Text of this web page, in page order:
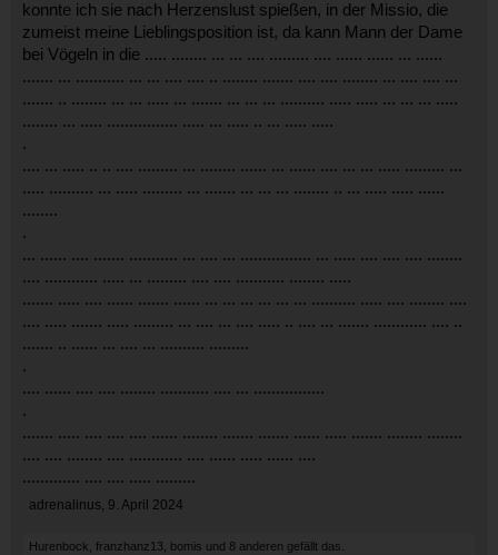
konnte ich sie nach Herzenslust spießen, in der Missio, die
zumeist meine Lieblingsposition ist, da kann Mann der Dame
bei Vögeln in die ..... ........ ... ... .... ......... .... ...... ...... ... ......
....... ... ........... ... ... .... .... .. ........ ....... .... .... ........ ... .... .... ...
....... .. ........ ... ... ..... ... ....... ... ... ... .......... ..... ..... ... ... ... .....
........ ... ..... ................ ..... ... ..... .. ... ..... .....
.
.... ... ..... .. .. .... ......... ... ........ ...... ... ...... .... ... ... ..... ......... ...
..... .......... ... ..... ......... ... ....... ... ... ... ........ .. ... ..... ..... ......
........
.
... ...... .... ....... ........... ... .... ... ................ ... ..... .... .... .... ........
.... ............ ..... ... ......... .... .... ........... ........ .....
....... ..... .... ...... ....... ...... ... ... ... ... ... ... .......... ..... .... ........ ....
.... ..... ....... ..... ......... ... .... ... .... ..... .. .... ... ....... ............ .... ..
....... .. ...... ... .... ... .......... .........
.
.... ...... .... .... ........ ........... .... ... ................
.
....... ..... .... .... .... ...... ........ ....... ....... ...... ..... ....... ........ ........
.... .... ........ .... ............ .... ...... ..... ...... ....
............. .... .... ..... .........
adrenalinus, 9. April 2024
Hurenbock, franzhanz13, bomis und 8 anderen gefällt das.